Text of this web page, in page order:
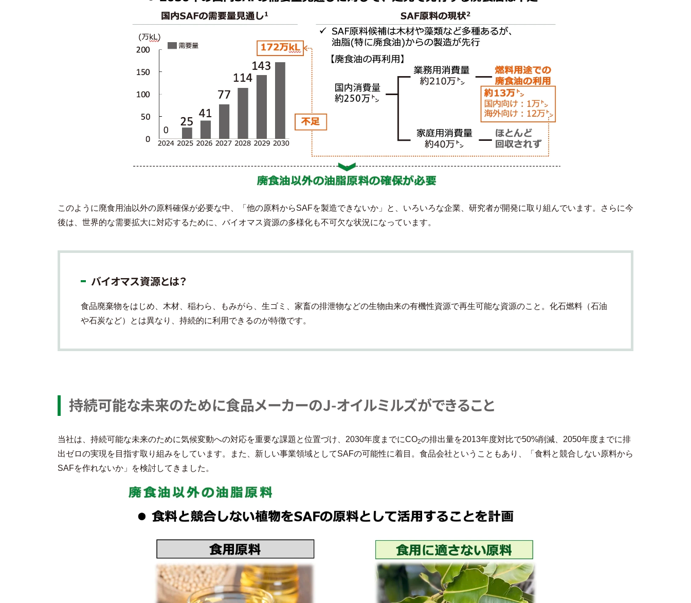
このように廃食用油以外の原料確保が必要な中、「他の原料からSAFを製造できないか」と、いろいろな企業、研究者が開発に取り組んでいます。さらに今
後は、世界的な需要拡大に対応するために、バイオマス資源の多様化も不可欠な状況になっています。
バイオマス資源とは？
食品廃棄物をはじめ、木材、稲わら、もみがら、生ゴミ、家畜の排泄物などの生物由来の有機性資源で再生可能な資源のこと。化石燃料（石油
や石炭など）とは異なり、持続的に利用できるのが特徴です。
持続可能な未来のために食品メーカーのJ-オイルミルズができること
当社は、持続可能な未来のために気候変動への対応を重要な課題と位置づけ、2030年度までにCO2の排出量を2013年度対比で50%削減、2050年度までに排
出ゼロの実現を目指す取り組みをしています。また、新しい事業領域としてSAFの可能性に着目。食品会社ということもあり、「食料と競合しない原料から
SAFを作れないか」を検討してきました。